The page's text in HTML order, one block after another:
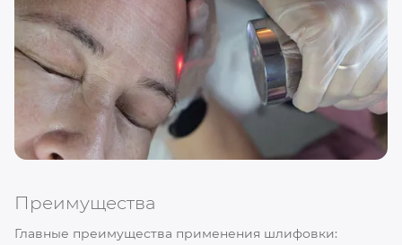
Преимущества
Главные преимущества применения шлифовки: